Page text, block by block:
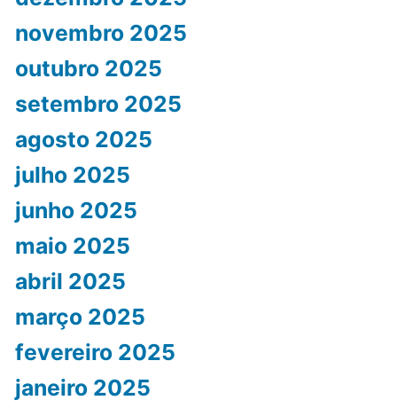
novembro 2025
outubro 2025
setembro 2025
agosto 2025
julho 2025
junho 2025
maio 2025
abril 2025
março 2025
fevereiro 2025
janeiro 2025